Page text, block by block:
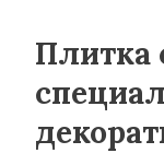
Плитка